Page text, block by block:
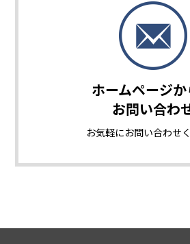
ホームページ
お問い合わ
お気軽にお問い合わせ